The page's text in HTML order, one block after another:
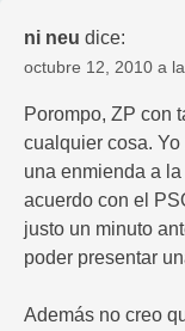
ni neu dice:
octubre 12, 2010 a
Porompo, ZP con
cualquier cosa.
una enmienda a
acuerdo con el
justo un minuto
poder presentar
Además no creo